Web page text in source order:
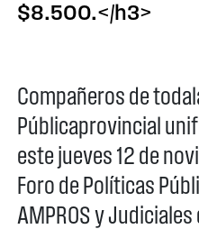
$8.500.</h3>
Compañeros de
Públicaprovincial
este jueves 12 de
Foro de Políticas
AMPROS y